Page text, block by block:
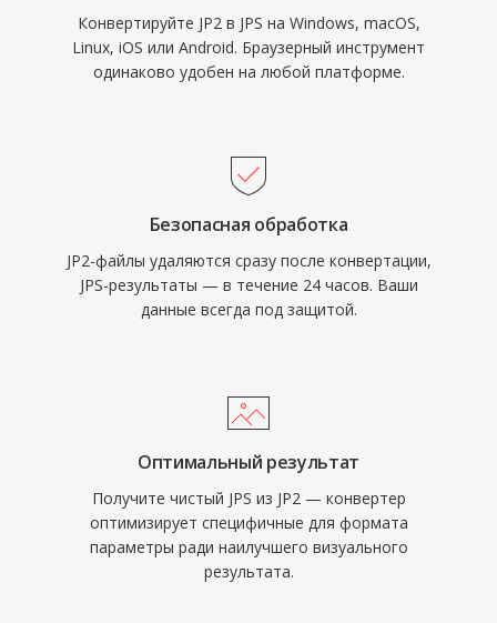
Конвертируйте JP2 в JPS на Windows, macOS,
Linux, iOS или Android. Браузерный инструмент
одинаково удобен на любой платформе.
Безопасная обработка
JP2-файлы удаляются сразу после конвертации,
JPS-результаты — в течение 24 часов. Ваши
данные всегда под защитой.
Оптимальный результат
Получите чистый JPS из JP2 — конвертер
оптимизирует специфичные для формата
параметры ради наилучшего визуального
результата.